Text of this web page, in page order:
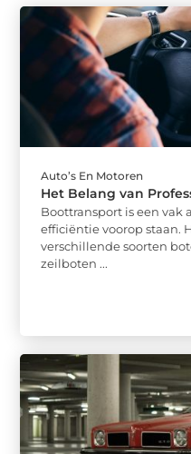
Auto’s En Motoren
Het Belang van
Boottransport is een vak
efficiëntie voorop staan.
verschillende soorten
zeilboten ...